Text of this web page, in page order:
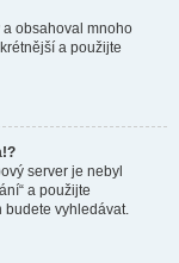
obsahoval mnoho
a použijte
server je nebyl
a použijte
budete vyhledávat.